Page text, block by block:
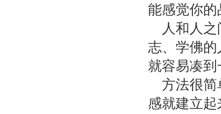
能感觉你
人和人
志、学佛
就容易凑
方法很
感就建立起